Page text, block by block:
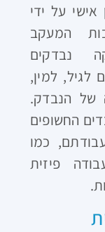
על ידי
המעקב
נבדקים
לגיל, למין,
של הנבדק.
החשופים
כמו
פיזית